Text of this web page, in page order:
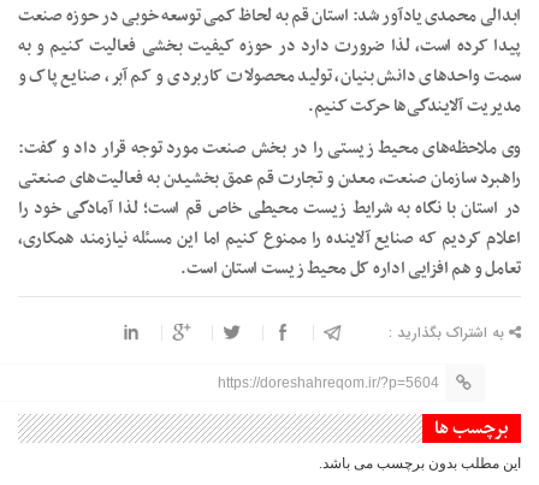
ابدالی محمدی یادآور شد: استان قم به لحاظ کمی توسعه خوبی در حوزه صنعت
پیدا کرده است، لذا ضرورت دارد در حوزه کیفیت بخشی فعالیت کنیم و به
سمت واحدهای دانش بنیان، تولید محصولات کاربردی و کم آبر، صنایع پاک و
مدیریت آلایندگی‌ها حرکت کنیم.
وی ملاحظه‌های محیط زیستی را در بخش صنعت مورد توجه قرار داد و گفت:
راهبرد سازمان صنعت، معدن و تجارت قم عمق بخشیدن به فعالیت‌های صنعتی
در استان با نگاه به شرایط زیست محیطی خاص قم است؛ لذا آمادگی خود را
اعلام کردیم که صنایع آلاینده را ممنوع کنیم اما این مسئله نیازمند همکاری،
تعامل و هم افزایی اداره کل محیط زیست استان است.
به اشتراک بگذارید :
https://doreshahreqom.ir/?p=5604
برچسب ها
این مطلب بدون برچسب می باشد.